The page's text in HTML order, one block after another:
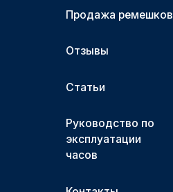
Продажа ремешков
Отзывы
Статьи
Руководство по
эксплуатации
часов